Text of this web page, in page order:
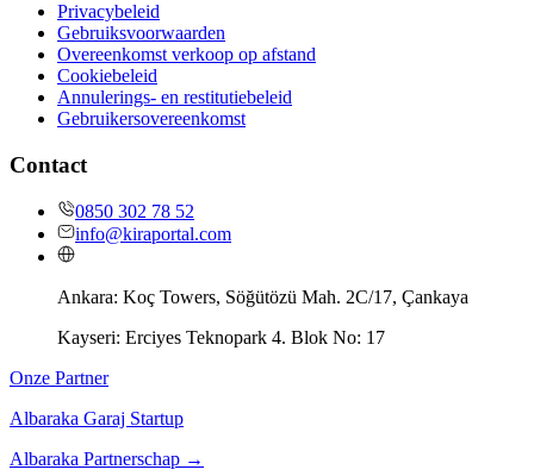
Privacybeleid
Gebruiksvoorwaarden
Overeenkomst verkoop op afstand
Cookiebeleid
Annulerings- en restitutiebeleid
Gebruikersovereenkomst
Contact
0850 302 78 52
info@kiraportal.com
Ankara: Koç Towers, Söğütözü Mah. 2C/17, Çankaya
Kayseri: Erciyes Teknopark 4. Blok No: 17
Onze Partner
Albaraka Garaj Startup
Albaraka Partnerschap →